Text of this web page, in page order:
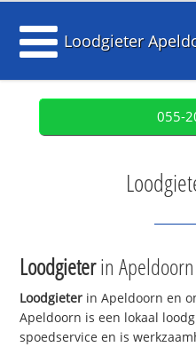
Loodgieter
055-
Loodgieterin Apeldoorn
Loodgieter in Apeldoorn en
Apeldoorn is een lokaal
spoedservice en is